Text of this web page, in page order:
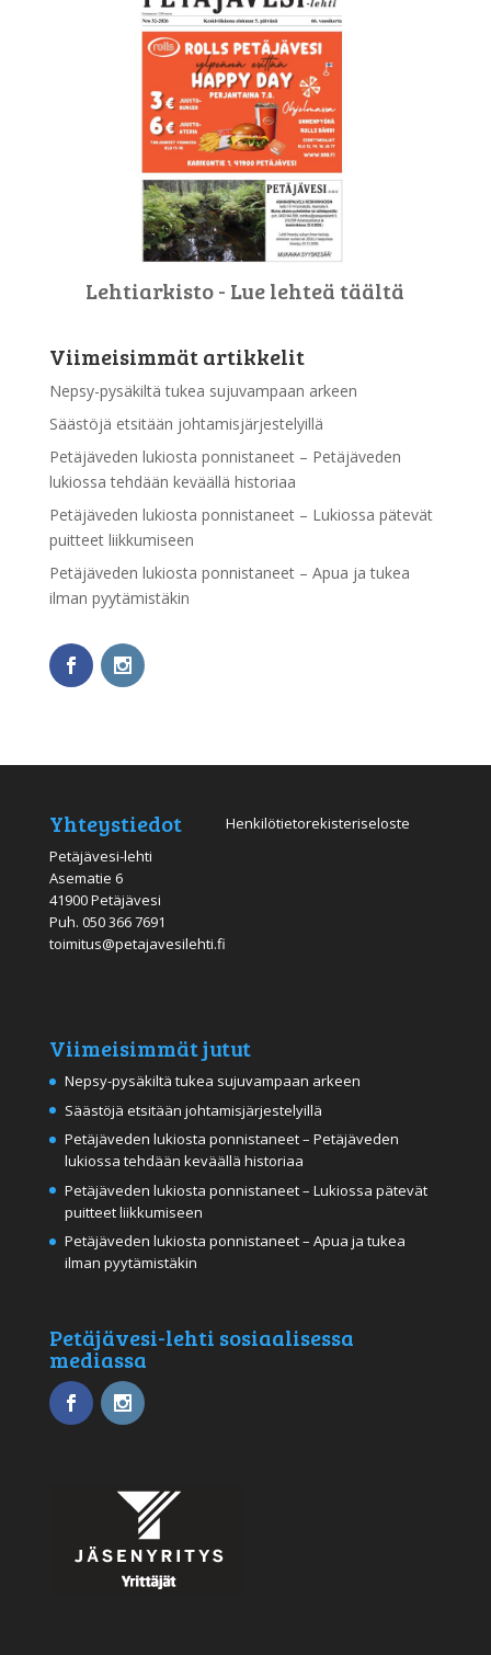
Lehtiarkisto - Lue lehteä täältä
Viimeisimmät artikkelit
Nepsy-pysäkiltä tukea sujuvampaan arkeen
Säästöjä etsitään johtamisjärjestelyillä
Petäjäveden lukiosta ponnistaneet – Petäjäveden
lukiossa tehdään keväällä historiaa
Petäjäveden lukiosta ponnistaneet – Lukiossa pätevät
puitteet liikkumiseen
Petäjäveden lukiosta ponnistaneet – Apua ja tukea
ilman pyytämistäkin
Yhteystiedot
Petäjävesi-lehti
Asematie 6
41900 Petäjävesi
Puh. 050 366 7691
toimitus@petajavesilehti.fi
Henkilötietorekisteriseloste
Viimeisimmät jutut
Nepsy-pysäkiltä tukea sujuvampaan arkeen
Säästöjä etsitään johtamisjärjestelyillä
Petäjäveden lukiosta ponnistaneet – Petäjäveden
lukiossa tehdään keväällä historiaa
Petäjäveden lukiosta ponnistaneet – Lukiossa pätevät
puitteet liikkumiseen
Petäjäveden lukiosta ponnistaneet – Apua ja tukea
ilman pyytämistäkin
Petäjävesi-lehti sosiaalisessa
mediassa